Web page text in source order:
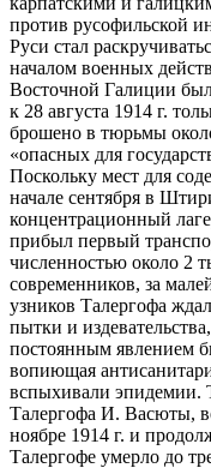
против русофильской
Руси стал
началом военных
Восточной Галиции
к 28 августа 1914 г.
брошено в тюрьмы
«опасных для
Поскольку мест для
начале сентября в
концентрационный
прибыл первый
численностью около 2
современников, за
узников Талергофа
пытки и
постоянным явлением
вопиющая
вспыхивали эпидемии.
Талергофа И. Васюты,
ноябре 1914 г. и
Талергофе умерло до